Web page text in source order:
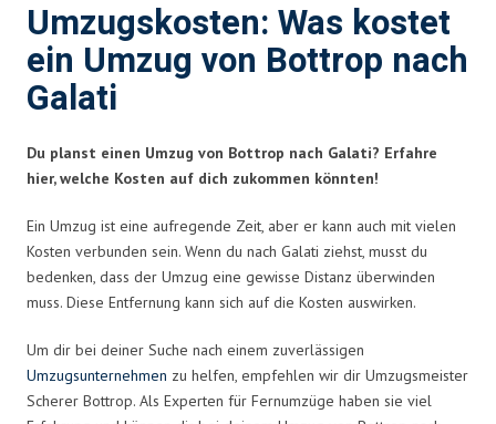
Umzugskosten: Was kostet
ein Umzug von Bottrop nach
Galati
Du planst einen Umzug von Bottrop nach Galati? Erfahre
hier, welche Kosten auf dich zukommen könnten!
Ein Umzug ist eine aufregende Zeit, aber er kann auch mit vielen
Kosten verbunden sein. Wenn du nach Galati ziehst, musst du
bedenken, dass der Umzug eine gewisse Distanz überwinden
muss. Diese Entfernung kann sich auf die Kosten auswirken.
Um dir bei deiner Suche nach einem zuverlässigen
Umzugsunternehmen zu helfen, empfehlen wir dir Umzugsmeister
Scherer Bottrop. Als Experten für Fernumzüge haben sie viel